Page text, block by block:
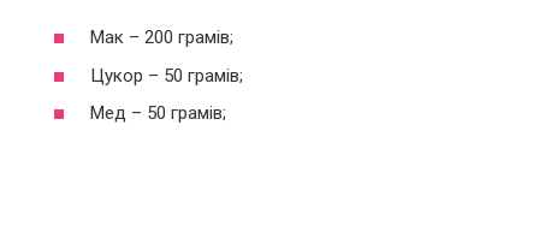
Мак – 200 грамів;
Цукор – 50 грамів;
Мед – 50 грамів;